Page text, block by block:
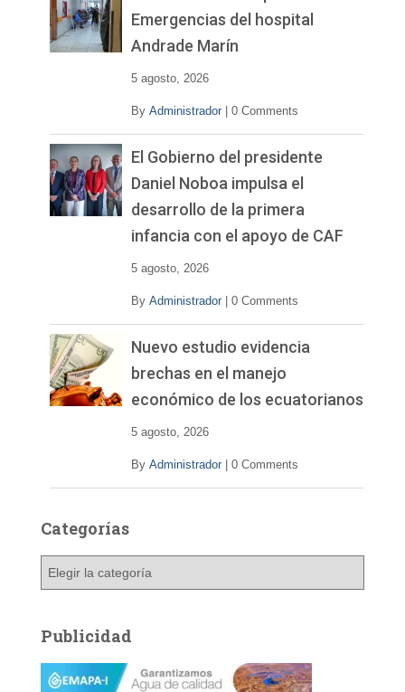
Emergencias del hospital
Andrade Marín
5 agosto, 2026
By Administrador 0 Comments
El Gobierno del presidente
Daniel Noboa impulsa el
desarrollo de la primera
infancia con el apoyo de CAF
5 agosto, 2026
By Administrador 0 Comments
Nuevo estudio evidencia
brechas en el manejo
económico de los ecuatorianos
5 agosto, 2026
By Administrador 0 Comments
Categorías
g
o
Publicidad